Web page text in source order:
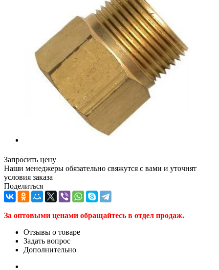
Запросить цену
Наши менеджеры обязательно свяжутся с вами и уточнят
условия заказа
Поделиться
За оптовыми ценами обращайтесь в отдел продаж.
Отзывы о товаре
Задать вопрос
Дополнительно